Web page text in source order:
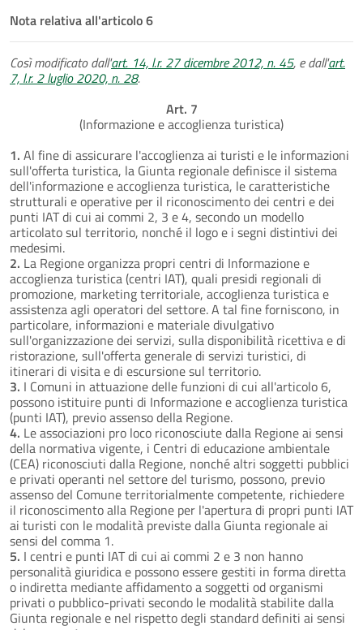
Nota relativa all'articolo 6
Così modificato dall'art. 14, l.r. 27 dicembre 2012, n. 45, e dall'art.
7, l.r. 2 luglio 2020, n. 28.
Art. 7
(Informazione e accoglienza turistica)
1. Al fine di assicurare l'accoglienza ai turisti e le informazioni
sull'offerta turistica, la Giunta regionale definisce il sistema
dell'informazione e accoglienza turistica, le caratteristiche
strutturali e operative per il riconoscimento dei centri e dei
punti IAT di cui ai commi 2, 3 e 4, secondo un modello
articolato sul territorio, nonché il logo e i segni distintivi dei
medesimi.
2. La Regione organizza propri centri di Informazione e
accoglienza turistica (centri IAT), quali presidi regionali di
promozione, marketing territoriale, accoglienza turistica e
assistenza agli operatori del settore. A tal fine forniscono, in
particolare, informazioni e materiale divulgativo
sull'organizzazione dei servizi, sulla disponibilità ricettiva e di
ristorazione, sull'offerta generale di servizi turistici, di
itinerari di visita e di escursione sul territorio.
3. I Comuni in attuazione delle funzioni di cui all'articolo 6,
possono istituire punti di Informazione e accoglienza turistica
(punti IAT), previo assenso della Regione.
4. Le associazioni pro loco riconosciute dalla Regione ai sensi
della normativa vigente, i Centri di educazione ambientale
(CEA) riconosciuti dalla Regione, nonché altri soggetti pubblici
e privati operanti nel settore del turismo, possono, previo
assenso del Comune territorialmente competente, richiedere
il riconoscimento alla Regione per l'apertura di propri punti IAT
ai turisti con le modalità previste dalla Giunta regionale ai
sensi del comma 1.
5. I centri e punti IAT di cui ai commi 2 e 3 non hanno
personalità giuridica e possono essere gestiti in forma diretta
o indiretta mediante affidamento a soggetti od organismi
privati o pubblico-privati secondo le modalità stabilite dalla
Giunta regionale e nel rispetto degli standard definiti ai sensi